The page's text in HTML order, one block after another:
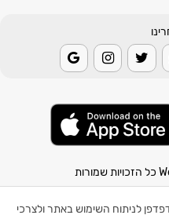
לניתוח השימוש באתר ולצרכי
אוויר